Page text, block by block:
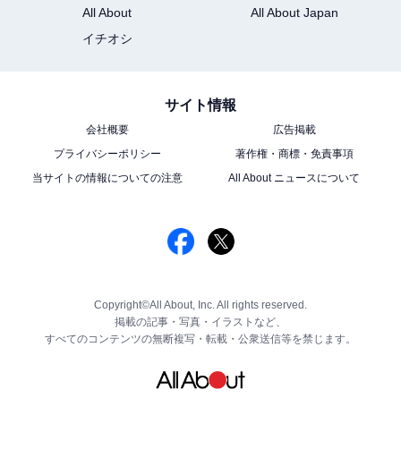
All About
All About Japan
イチオシ
サイト情報
会社概要
広告掲載
プライバシーポリシー
著作権・商標・免責事項
当サイトの情報についての注意
All About ニュースについて
Copyright©All About, Inc. All rights reserved.
掲載の記事・写真・イラストなど、
すべてのコンテンツの無断複写・転載・公衆送信等を禁じます。